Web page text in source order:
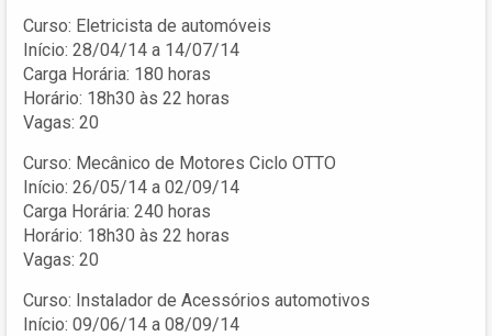
Curso: Eletricista de automóveis
Início: 28/04/14 a 14/07/14
Carga Horária: 180 horas
Horário: 18h30 às 22 horas
Vagas: 20
Curso: Mecânico de Motores Ciclo OTTO
Início: 26/05/14 a 02/09/14
Carga Horária: 240 horas
Horário: 18h30 às 22 horas
Vagas: 20
Curso: Instalador de Acessórios automotivos
Início: 09/06/14 a 08/09/14